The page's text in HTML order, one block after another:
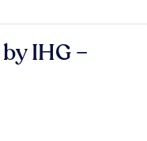
IHG –